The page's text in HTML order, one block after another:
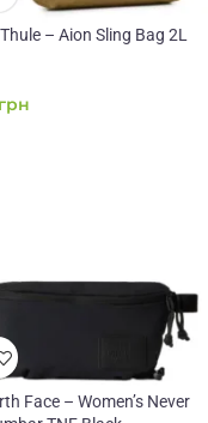
– Aion Sling Bag 2L
грн
Face – Women’s Never